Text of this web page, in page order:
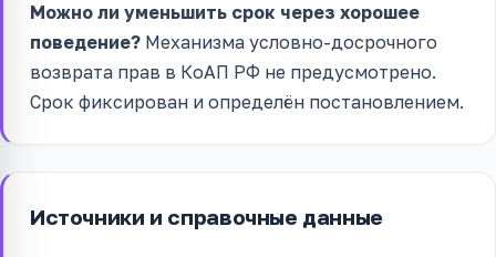
Можно ли уменьшить срок через хорошее
поведение? Механизма условно-досрочного
возврата прав в КоАП РФ не предусмотрено.
Срок фиксирован и определён постановлением.
Источники и справочные данные